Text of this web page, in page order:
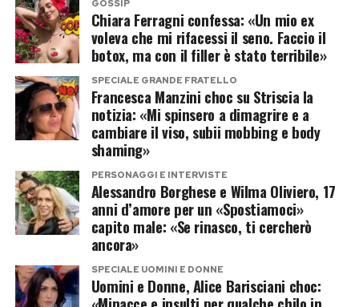
pesce, invece, è rimasto nella sua dieta.
Una scelta personale che lei stessa ha sempre
raccontato senza trasformarla in una bandiera
ideologica: vive e lascia vivere, ma considera gli
allevamenti intensivi un problema legato
soprattutto all’eccesso e allo spreco.
La crisi prima del successo
definitivo
Dietro la trasformazione in popstar c’è stata
anche una fase meno brillante. Annalisa ha
due donne. E infatti allarga subito il discorso,
mettendo a confronto quella indignazione con
ben altre tragedie.
«Tanta indignazione per un amore,
poca per l’odio»
«Tanta indignazione per un amore e veramente
poca indignazione per l’odio che sta dilagando,
per le guerre, per i bambini morti», dice Gaia.
Il suo ragionamento è semplice e volutamente
provocatorio: mentre sui social si scatenano
discussioni infinite per due persone che stanno
GOSSIP
Chiara Ferragni confessa: «Un mio ex
voleva che mi rifacessi il seno. Faccio il
botox, ma con il filler è stato terribile»
SPECIALE GRANDE FRATELLO
Francesca Manzini choc su Striscia la
notizia: «Mi spinsero a dimagrire e a
cambiare il viso, subii mobbing e body
shaming»
PERSONAGGI E INTERVISTE
Alessandro Borghese e Wilma Oliviero, 17
anni d’amore per un «Spostiamoci»
capito male: «Se rinasco, ti cercherò
ancora»
SPECIALE UOMINI E DONNE
Uomini e Donne, Alice Barisciani choc: